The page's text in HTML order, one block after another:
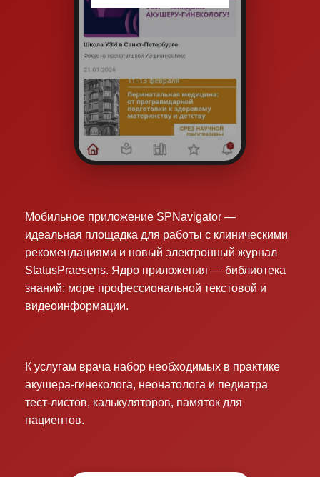
Мобильное приложение SPNavigator —
идеальная площадка для работы с клиническими
рекомендациями и новый электронный журнал
StatusPraesens. Ядро приложения — библиотека
знаний: море профессиональной текстовой и
видеоинформации.
К услугам врача набор необходимых в практике
акушера-гинеколога, неонатолога и педиатра
тест-листов, калькуляторов, памяток для
пациентов.